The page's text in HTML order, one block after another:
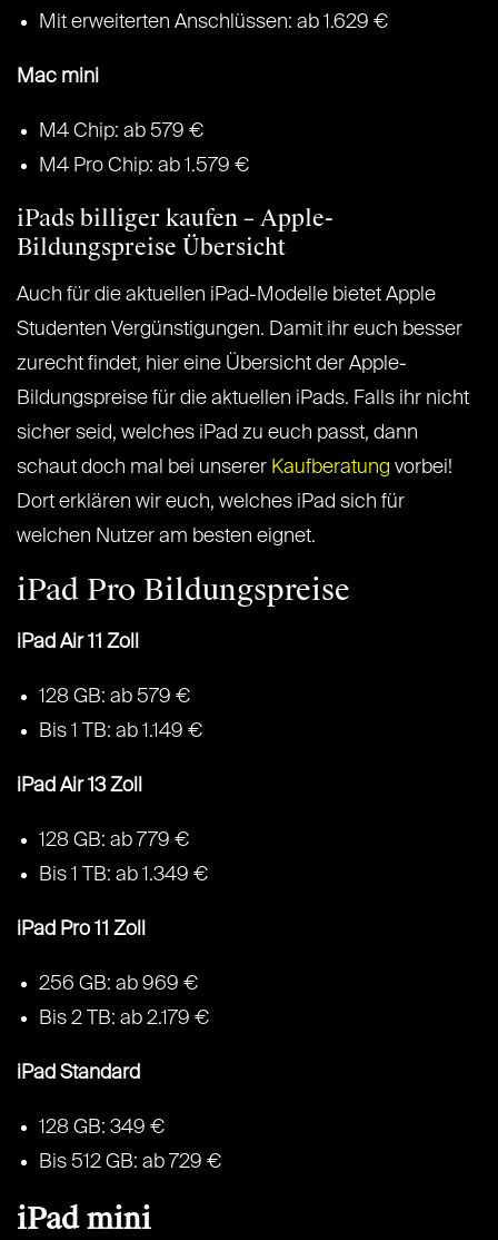
Mit erweiterten Anschlüssen: ab 1.629 €
Mac mini
M4 Chip: ab 579 €
M4 Pro Chip: ab 1.579 €
iPads billiger kaufen – Apple-
Bildungspreise Übersicht
Auch für die aktuellen iPad-Modelle bietet Apple
Studenten Vergünstigungen. Damit ihr euch besser
zurecht findet, hier eine Übersicht der Apple-
Bildungspreise für die aktuellen iPads. Falls ihr nicht
sicher seid, welches iPad zu euch passt, dann
schaut doch mal bei unserer Kaufberatung vorbei!
Dort erklären wir euch, welches iPad sich für
welchen Nutzer am besten eignet.
iPad Pro Bildungspreise
iPad Air 11 Zoll
128 GB: ab 579 €
Bis 1 TB: ab 1.149 €
iPad Air 13 Zoll
128 GB: ab 779 €
Bis 1 TB: ab 1.349 €
iPad Pro 11 Zoll
256 GB: ab 969 €
Bis 2 TB: ab 2.179 €
iPad Standard
128 GB: 349 €
Bis 512 GB: ab 729 €
iPad mini